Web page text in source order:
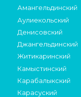
Амангельдинский
Аулиекольский
Денисовский
Джангельдинский
Житикаринский
Камыстинский
Карабалыкский
Карасуский